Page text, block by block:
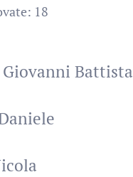
18
Giovanni Battista